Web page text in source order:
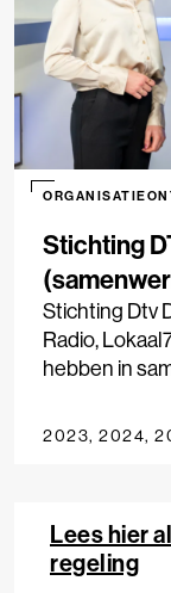
Stichting
Stichting Dtv
Radio,
hebben in
2023, 2024,
Lees hier
regeling